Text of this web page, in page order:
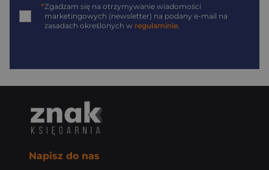
*Zgadzam się na otrzymywanie wiadomości
marketingowych (newsletter) na podany e-mail na
zasadach określonych w regulaminie.
Napisz do nas